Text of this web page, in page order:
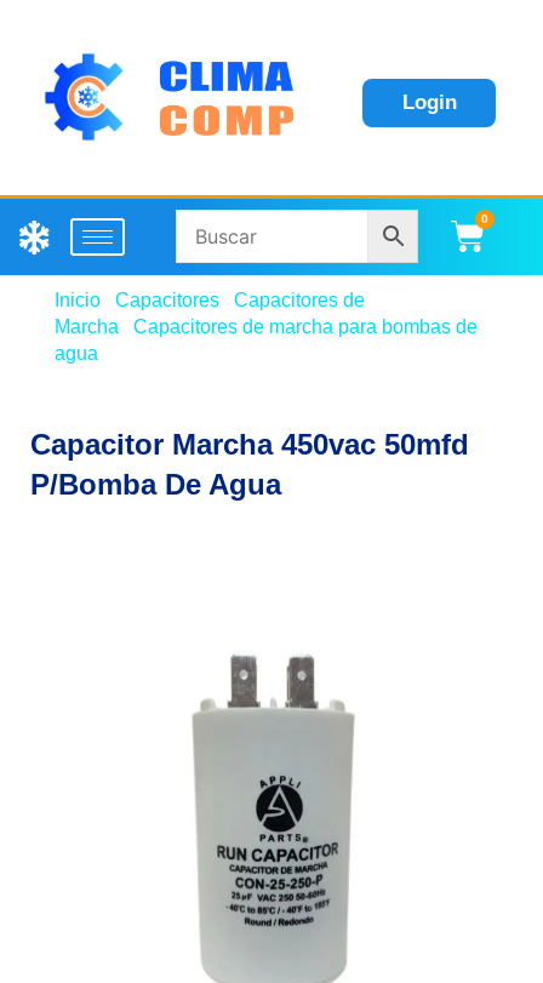
Login
0
Inicio Capacitores
Capacitores de
Marcha
Capacitores de marcha para bombas de
agua
Capacitor Marcha 450vac 50mfd
P/Bomba De Agua